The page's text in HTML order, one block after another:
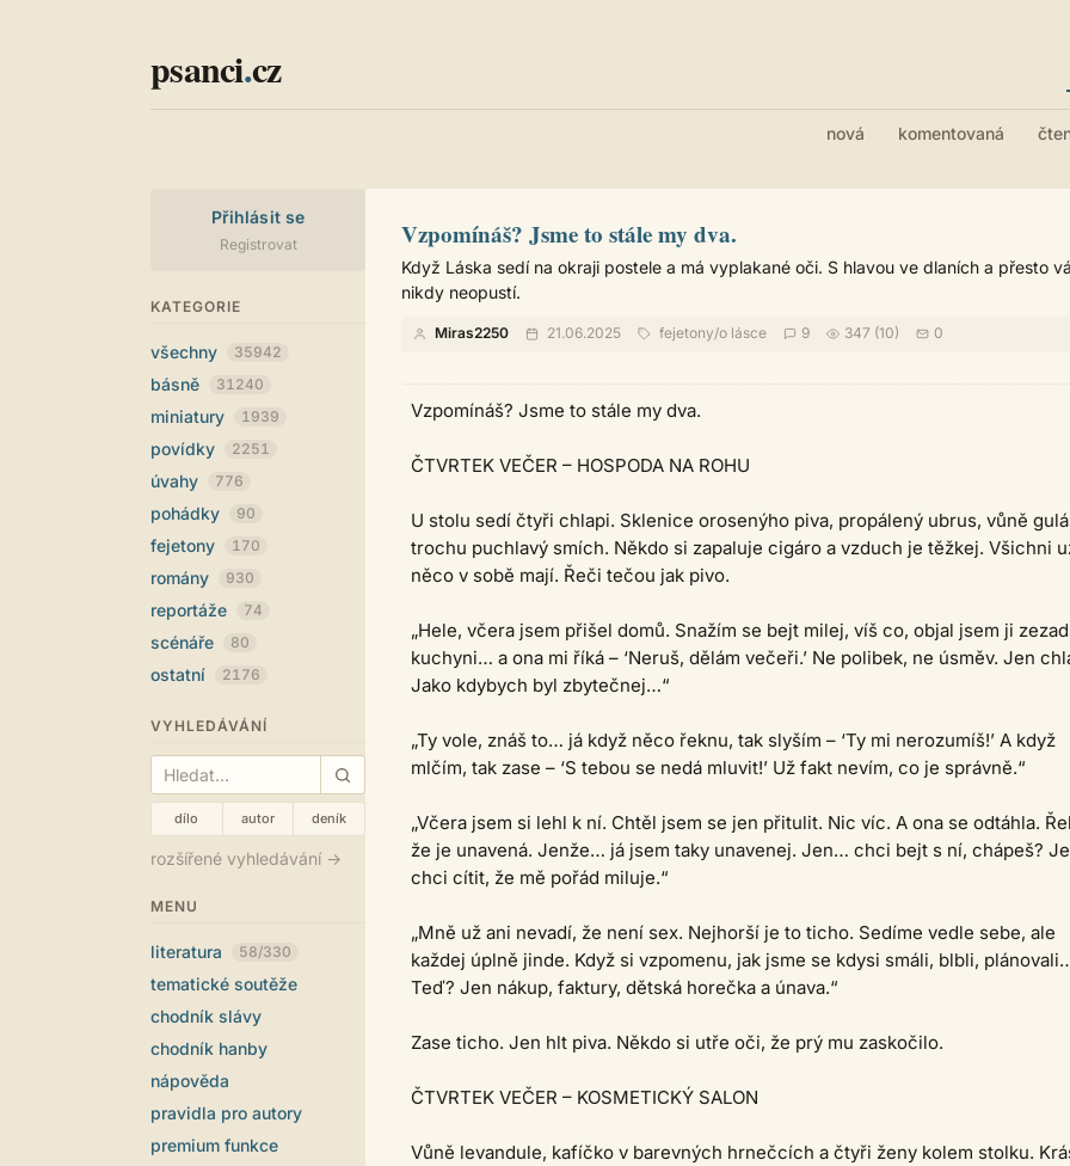
psanci.cz
nová komentovaná
Přihlásit se
Registrovat
KATEGORIE
všechny 35942
básně 31240
miniatury 1939
povídky 2251
úvahy 776
pohádky 90
fejetony 170
romány 930
reportáže 74
scénáře 80
ostatní 2176
VYHLEDÁVÁNÍ
dílo autor deník
rozšířené vyhledávání →
MENU
literatura 58/330
tematické soutěže
chodník slávy
chodník hanby
nápověda
pravidla pro autory
premium funkce
Vzpomínáš? Jsme to stále my dva.
Když Láska sedí na okraji postele a má vyplakané oči. S hlavou ve dlaních a přesto
nikdy neopustí.
Miras2250 21.06.2025 fejetony/o lásce 9 347 (10) 0
Vzpomínáš? Jsme to stále my dva.
ČTVRTEK VEČER – HOSPODA NA ROHU
U stolu sedí čtyři chlapi. Sklenice orosenýho piva, propálený ubrus, vůně
trochu puchlavý smích. Někdo si zapaluje cigáro a vzduch je těžkej. Všichni
něco v sobě mají. Řeči tečou jak pivo.
„Hele, včera jsem přišel domů. Snažím se bejt milej, víš co, objal jsem ji
kuchyni… a ona mi říká – ‘Neruš, dělám večeři.’ Ne polibek, ne úsměv. Jen
Jako kdybych byl zbytečnej…“
„Ty vole, znáš to… já když něco řeknu, tak slyším – ‘Ty mi nerozumíš!’ A když
mlčím, tak zase – ‘S tebou se nedá mluvit!’ Už fakt nevím, co je správně.“
„Včera jsem si lehl k ní. Chtěl jsem se jen přitulit. Nic víc. A ona se odtáhla.
že je unavená. Jenže… já jsem taky unavenej. Jen… chci bejt s ní, chápeš?
chci cítit, že mě pořád miluje.“
„Mně už ani nevadí, že není sex. Nejhorší je to ticho. Sedíme vedle sebe, ale
každej úplně jinde. Když si vzpomenu, jak jsme se kdysi smáli, blbli,
Teď? Jen nákup, faktury, dětská horečka a únava.“
Zase ticho. Jen hlt piva. Někdo si utře oči, že prý mu zaskočilo.
ČTVRTEK VEČER – KOSMETICKÝ SALON
Vůně levandule, kafíčko v barevných hrnečcích a čtyři ženy kolem stolku.